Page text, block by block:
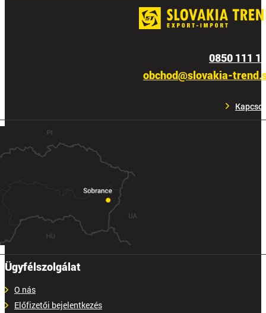
Ügyfélszolgálat
O nás
Előfizetői bejelentkezés
0850 111
obchod@slovakia-